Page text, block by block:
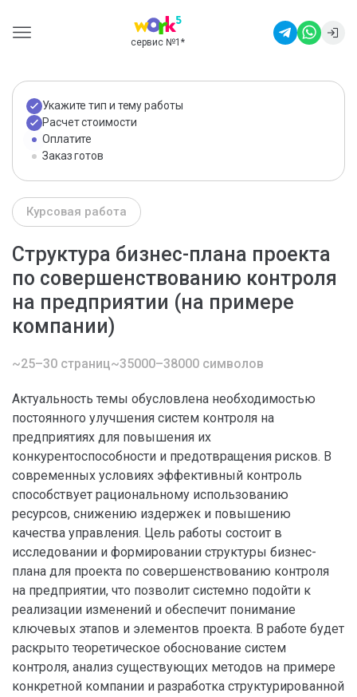
сервис №1 *
Укажите тип и тему работы
Расчет стоимости
Оплатите
Заказ готов
Курсовая работа
Структура бизнес-плана проекта
по совершенствованию контроля
на предприятии (на примере
компании)
~25–30 страниц~35000–38000 символов
Актуальность темы обусловлена необходимостью
постоянного улучшения систем контроля на
предприятиях для повышения их
конкурентоспособности и предотвращения рисков. В
современных условиях эффективный контроль
способствует рациональному использованию
ресурсов, снижению издержек и повышению
качества управления. Цель работы состоит в
исследовании и формировании структуры бизнес-
плана для проекта по совершенствованию контроля
на предприятии, что позволит системно подойти к
реализации изменений и обеспечит понимание
ключевых этапов и элементов проекта. В работе будет
раскрыто теоретическое обоснование систем
контроля, анализ существующих методов на примере
конкретной компании и разработка структурированной